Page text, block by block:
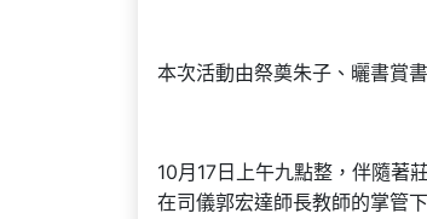
本次活動由祭奠朱子、曬書賞
10月17日上午九點整，伴隨著
在司儀郭宏達師長教師的掌管